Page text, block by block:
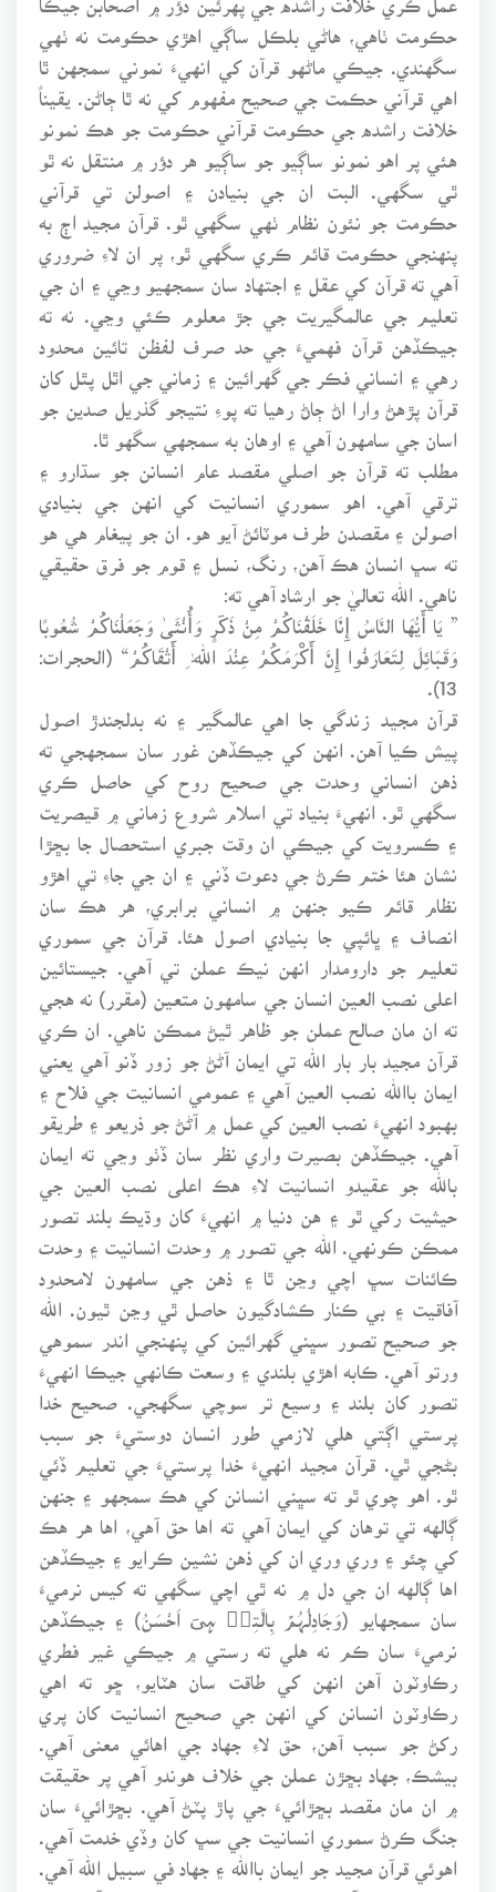
حڪومت ٺاهي، هاڻي بلڪل ساڳي اهڙي حڪومت نه ٺهي
سگهندي. جيڪي ماڻهو قرآن کي انهيءَ نموني سمجهن ٿا
اهي قرآني حڪمت جي صحيح مفهوم کي نه ٿا ڄاڻن. يقيناً
خلافت راشده جي حڪومت قرآني حڪومت جو هڪ نمونو
هئي پر اهو نمونو ساڳيو جو ساڳيو هر دؤر ۾ منتقل نه ٿو
ٿي سگهي. البت ان جي بنيادن ۽ اصولن تي قرآني
حڪومت جو نئون نظام ٺهي سگهي ٿو. قرآن مجيد اڄ به
پنهنجي حڪومت قائم ڪري سگهي ٿو، پر ان لاءِ ضروري
آهي ته قرآن کي عقل ۽ اجتهاد سان سمجهيو وڃي ۽ ان جي
تعليم جي عالمگيريت جي جڙ معلوم ڪئي وڃي. نه ته
جيڪڏهن قرآن فهميءَ جي حد صرف لفظن تائين محدود
رهي ۽ انساني فڪر جي گهرائين ۽ زماني جي اٿل پٿل کان
قرآن پڙهڻ وارا اڻ ڄاڻ رهيا ته پوءِ نتيجو گذريل صدين جو
اسان جي سامهون آهي ۽ اوهان به سمجهي سگهو ٿا.
مطلب ته قرآن جو اصلي مقصد عام انسانن جو سڌارو ۽
ترقي آهي. اهو سموري انسانيت کي انهن جي بنيادي
اصولن ۽ مقصدن طرف موٽائڻ آيو هو. ان جو پيغام هي هو
ته سڀ انسان هڪ آهن، رنگ، نسل ۽ قوم جو فرق حقيقي
ناهي. الله تعاليٰ جو ارشاد آهي ته:
” يَا أَيُّهَا النَّاسُ إِنَّا خَلَقْنَاكُمْ مِنْ ذَكَرٍ وَأُنْثَىٰ وَجَعَلْنَاكُمْ شُعُوبًا
وَقَبَائِلَ لِتَعَارَفُوا إِنَّ أَكْرَمَكُمْ عِنْدَ اللّٰہ ِ أَتْقَاكُمْ“ (الحجرات:
13).
قرآن مجيد زندگي جا اهي عالمگير ۽ نه بدلجندڙ اصول
پيش ڪيا آهن. انهن کي جيڪڏهن غور سان سمجهجي ته
ذهن انساني وحدت جي صحيح روح کي حاصل ڪري
سگهي ٿو. انهيءَ بنياد تي اسلام شروع زماني ۾ قيصريت
۽ ڪسرويت کي جيڪي ان وقت جبري استحصال جا بڇڙا
نشان هئا ختم ڪرڻ جي دعوت ڏني ۽ ان جي جاءِ تي اهڙو
نظام قائم ڪيو جنهن ۾ انساني برابري، هر هڪ سان
انصاف ۽ ڀائپي جا بنيادي اصول هئا. قرآن جي سموري
تعليم جو دارومدار انهن نيڪ عملن تي آهي. جيستائين
اعلى نصب العين انسان جي سامهون متعين (مقرر) نه هجي
ته ان مان صالح عملن جو ظاهر ٿيڻ ممڪن ناهي. ان ڪري
قرآن مجيد بار بار الله تي ايمان آڻڻ جو زور ڏنو آهي يعني
ايمان باالله نصب العين آهي ۽ عمومي انسانيت جي فلاح ۽
بهبود انهيءَ نصب العين کي عمل ۾ آڻڻ جو ذريعو ۽ طريقو
آهي. جيڪڏهن بصيرت واري نظر سان ڏٺو وڃي ته ايمان
بالله جو عقيدو انسانيت لاءِ هڪ اعلى نصب العين جي
حيثيت رکي ٿو ۽ هن دنيا ۾ انهيءَ کان وڌيڪ بلند تصور
ممڪن ڪونهي. الله جي تصور ۾ وحدت انسانيت ۽ وحدت
ڪائنات سڀ اچي وڃن ٿا ۽ ذهن جي سامهون لامحدود
آفاقيت ۽ بي ڪنار ڪشادگيون حاصل ٿي وڃن ٿيون. الله
جو صحيح تصور سڀني گهرائين کي پنهنجي اندر سموهي
ورتو آهي. ڪابه اهڙي بلندي ۽ وسعت ڪانهي جيڪا انهيءَ
تصور کان بلند ۽ وسيع تر سوچي سگهجي. صحيح خدا
پرستي اڳتي هلي لازمي طور انسان دوستيءَ جو سبب
بڻجي ٿي. قرآن مجيد انهيءَ خدا پرستيءَ جي تعليم ڏئي
ٿو. اهو چوي ٿو ته سڀني انسانن کي هڪ سمجهو ۽ جنهن
ڳالهه تي توهان کي ايمان آهي ته اها حق آهي، اها هر هڪ
کي چئو ۽ وري وري ان کي ذهن نشين ڪرايو ۽ جيڪڏهن
اها ڳالهه ان جي دل ۾ نه ٿي اچي سگهي ته کيس نرميءَ
سان سمجهايو (وَجَادِلْہُمۡ بِالَّتِیۡ ہِیَ اَحْسَنُ) ۽ جيڪڏهن
نرميءَ سان ڪم نه هلي ته رستي ۾ جيڪي غير فطري
رڪاوٽون آهن انهن کي طاقت سان هٽايو، ڇو ته اهي
رڪاوٽون انسانن کي انهن جي صحيح انسانيت کان پري
رکڻ جو سبب آهن، حق لاءِ جهاد جي اهائي معنى آهي.
بيشڪ، جهاد بڇڙن عملن جي خلاف هوندو آهي پر حقيقت
۾ ان مان مقصد بڇڙائيءَ جي پاڙ پٽڻ آهي. بڇڙائيءَ سان
جنگ ڪرڻ سموري انسانيت جي سڀ کان وڏي خدمت آهي.
اهوئي قرآن مجيد جو ايمان باالله ۽ جهاد في سبيل الله آهي.